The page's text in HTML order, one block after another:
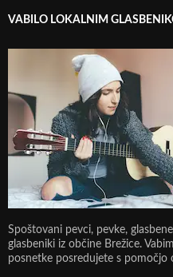
VABILO LOKALNIM
Spoštovani pevci, pevke,
glasbeniki iz občine Brežice.
posnetke posredujete s pomočjo